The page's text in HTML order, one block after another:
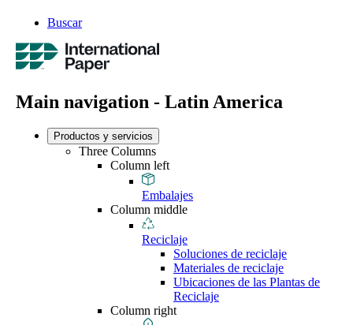
Buscar
Main navigation - Latin America
Productos y servicios
Three Columns
Column left
Embalajes
Column middle
Reciclaje
Soluciones de reciclaje
Materiales de reciclaje
Ubicaciones de las Plantas de
Reciclaje
Column right